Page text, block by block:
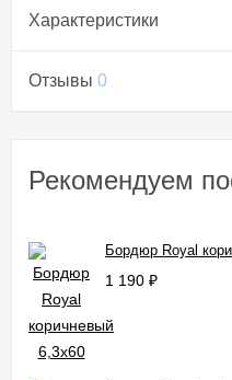
Характеристики
Отзывы 0
Рекомендуем
Бордюр Royal
1 190 ₽